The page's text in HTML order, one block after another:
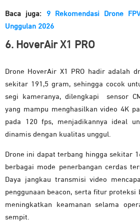
Baca juga: 9 Rekomendasi Drone
Unggulan 2026
6. HoverAir X1 PRO
Drone HoverAir X1 PRO hadir adalah
sekitar 191,5 gram, sehingga cocok
segi kameranya, dilengkapi sensor
yang mampu menghasilkan video 4K
pada 120 fps, menjadikannya ideal
dinamis dengan kualitas unggul.
Drone ini dapat terbang hingga sekitar
berbagai mode penerbangan cerdas
Daya jangkau transmisi video
penggunaan beacon, serta fitur proteksi
meningkatkan keamanan selama
sempit.